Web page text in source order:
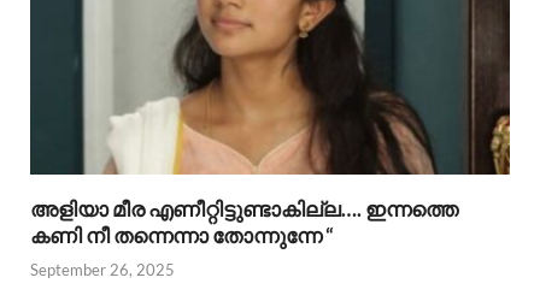
അളിയാ മീര എണീറ്റിട്ടുണ്ടാകില്ല…. ഇന്നത്തെ
കണി നീ തന്നെന്നാ തോന്നുന്നേ “
September 26, 2025